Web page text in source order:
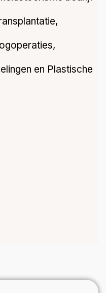
en Plastische